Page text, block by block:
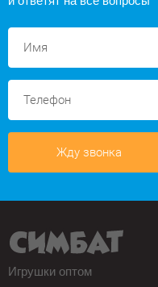
Жду звонка
Игрушки оптом